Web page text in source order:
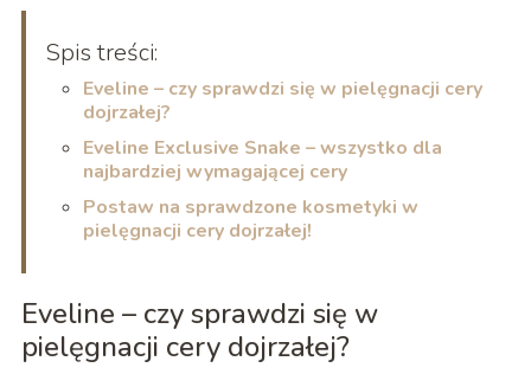
Spis treści:
Eveline – czy sprawdzi się w pielęgnacji cery
dojrzałej?
Eveline Exclusive Snake – wszystko dla
najbardziej wymagającej cery
Postaw na sprawdzone kosmetyki w
pielęgnacji cery dojrzałej!
Eveline – czy sprawdzi się w
pielęgnacji cery dojrzałej?